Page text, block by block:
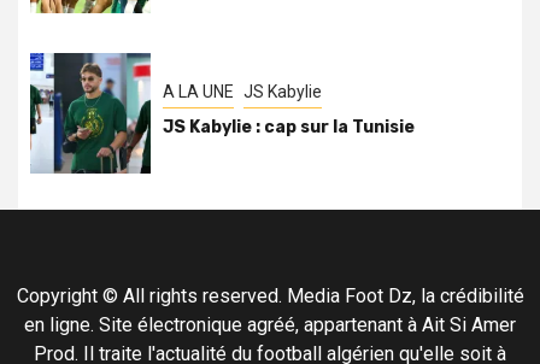
A LA UNE JS Kabylie
JS Kabylie : cap sur la Tunisie
Copyright © All rights reserved. Media Foot Dz, la crédibilité
en ligne. Site électronique agréé, appartenant à Ait Si Amer
Prod. Il traite l'actualité du football algérien qu'elle soit à